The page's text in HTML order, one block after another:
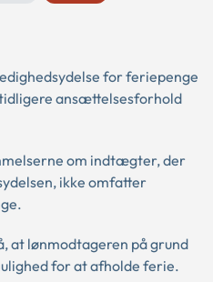
for feriepenge
ansættelsesforhold
om indtægter, der
ikke omfatter
at lønmodtageren på grund
for at afholde ferie.